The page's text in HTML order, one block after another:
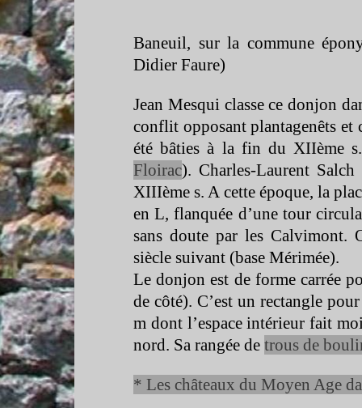
Baneuil, sur la commune
Didier Faure)
Jean Mesqui classe ce donjon
conflit opposant plantagenêts
été bâties à la fin du XIIème
Floirac). Charles-Laurent
XIIIème s. A cette époque, la
en L, flanquée d’une tour
sans doute par les
siècle suivant (base Mérimée).
Le donjon est de forme carrée
de côté). C’est un rectangle
m dont l’espace intérieur fait
nord. Sa rangée de trous de
* Les châteaux du Moyen Age